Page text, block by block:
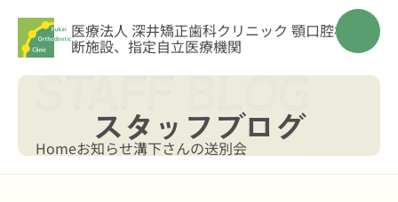
医療法人 深井矯正歯科クリニック 顎口腔機能診
断施設、指定自立医療機関
スタッフブログ
Homeお知らせ溝下さんの送別会